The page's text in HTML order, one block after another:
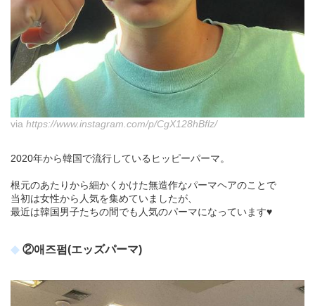
via https://www.instagram.com/p/CgX128hBflz/
2020年から韓国で流行しているヒッピーパーマ。
根元のあたりから細かくかけた無造作なパーマヘアのことで
当初は女性から人気を集めていましたが、
最近は韓国男子たちの間でも人気のパーマになっています♥
②애즈펌(エッズパーマ)